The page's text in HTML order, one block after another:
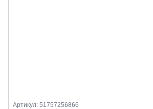
Артикул: 51757256866